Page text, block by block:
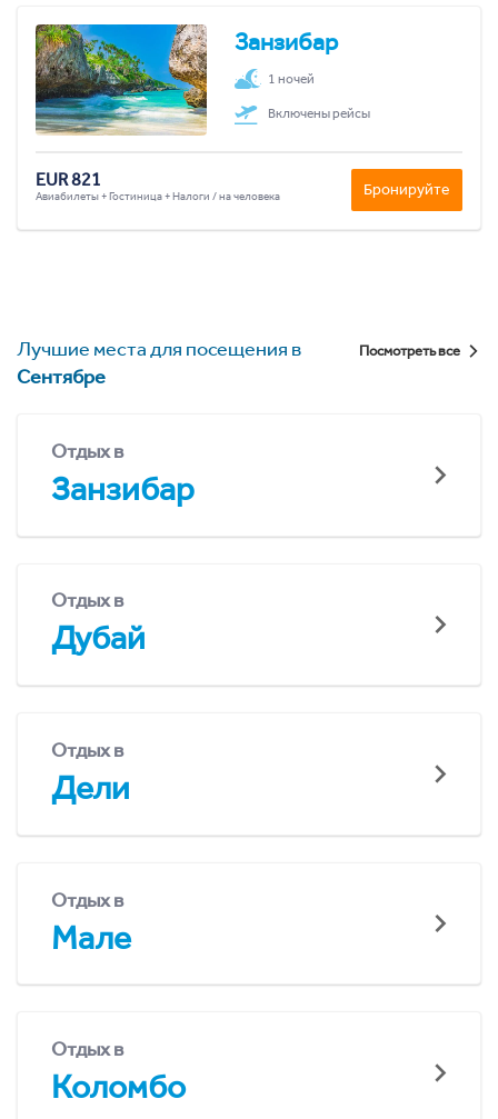
Занзибар
1 ночей
Включены рейсы
EUR 821
Авиабилеты + Гостиница + Налоги / на человека Бронируйте
Лучшие места для посещения в
Сентябре
Посмотреть все
Отдых в
Занзибар
Отдых в
Дубай
Отдых в
Дели
Отдых в
Мале
Отдых в
Коломбо